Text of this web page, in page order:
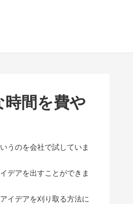
時間を費や
うのを会社で試していま
デアを出すことができま
イデアを刈り取る方法に